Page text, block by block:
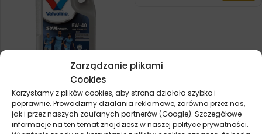
Zarządzanie plikami
Cookies
Korzystamy z plików cookies, aby strona działała szybko i
poprawnie. Prowadzimy działania reklamowe, zarówno przez nas,
jak i przez naszych zaufanych partnerów (Google). Szczegółowe
informacje na ten temat znajdziesz w naszej polityce prywatności.
VALVOLINE SYNPOWER MST
C3 5W40 5L
200,90zł Zamów